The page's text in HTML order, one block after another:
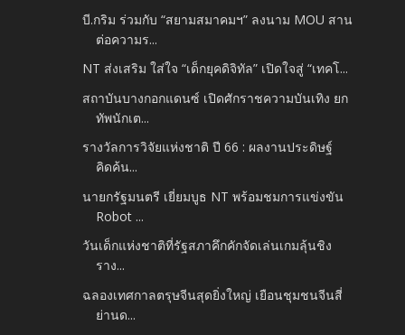
บี.กริม ร่วมกับ “สยามสมาคมฯ” ลงนาม MOU สาน
ต่อความร...
NT ส่งเสริม ใส่ใจ “เด็กยุคดิจิทัล” เปิดใจสู่ “เทคโ...
สถาบันบางกอกแดนซ์ เปิดศักราชความบันเทิง ยก
ทัพนักเต...
รางวัลการวิจัยแห่งชาติ ปี 66 : ผลงานประดิษฐ์
คิดค้น...
นายกรัฐมนตรี เยี่ยมบูธ NT พร้อมชมการแข่งขัน
Robot ...
วันเด็กแห่งชาติที่รัฐสภาคึกคักจัดเล่นเกมลุ้นชิง
ราง...
ฉลองเทศกาลตรุษจีนสุดยิ่งใหญ่ เยือนชุมชนจีนสี่
ย่านด...